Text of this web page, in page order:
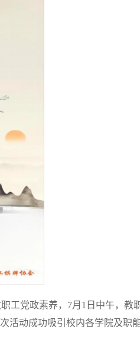
工党政素养，7月1日中午，教
活动成功吸引校内各学院及职